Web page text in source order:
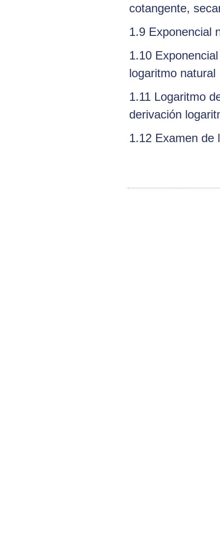
cotangente,
1.9 Exponencial
1.10
logaritmo natural
1.11 Logaritmo
derivación
1.12 Examen de